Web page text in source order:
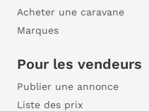
Acheter une caravane
Marques
Pour les vendeurs
Publier une annonce
Liste des prix